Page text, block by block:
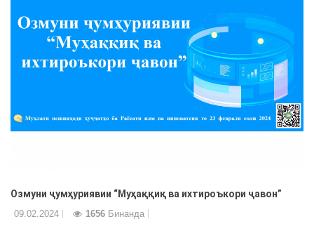
Озмуни ҷумҳуриявии “Муҳаққиқ ва ихтироъкори ҷавон”
09.02.2024 1656 Бинанда